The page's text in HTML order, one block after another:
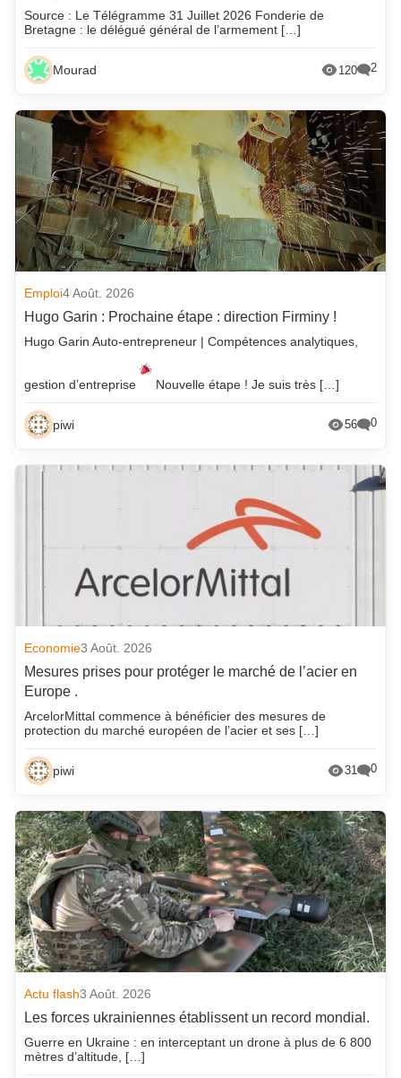
Source : Le Télégramme 31 Juillet 2026 Fonderie de
Bretagne : le délégué général de l’armement […]
Mourad 120 2
Emploi4 Août. 2026
Hugo Garin : Prochaine étape : direction Firminy !
Hugo Garin Auto-entrepreneur | Compétences analytiques,
gestion d’entreprise Nouvelle étape ! Je suis très […]
piwi 56 0
Economie3 Août. 2026
Mesures prises pour protéger le marché de l’acier en
Europe .
ArcelorMittal commence à bénéficier des mesures de
protection du marché européen de l’acier et ses […]
piwi 31 0
Actu flash3 Août. 2026
Les forces ukrainiennes établissent un record mondial.
Guerre en Ukraine : en interceptant un drone à plus de 6 800
mètres d’altitude, […]